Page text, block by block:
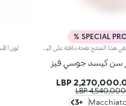
SPECIAL
سن كيسد جوسي فيز
2,270,000.00
+3